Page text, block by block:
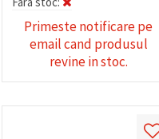
Primeste notificare pe
email cand produsul
revine in stoc.